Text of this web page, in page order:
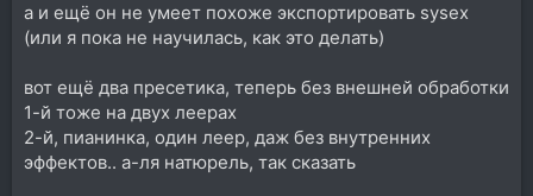
а и ещё он не умеет похоже экспортировать sysex
(или я пока не научилась, как это делать)
вот ещё два пресетика, теперь без внешней обработки
1-й тоже на двух леерах
2-й, пианинка, один леер, даж без внутренних
эффектов.. а-ля натюрель, так сказать